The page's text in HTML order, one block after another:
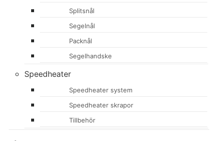
Splitsnål
Segelnål
Packnål
Segelhandske
Speedheater
Speedheater system
Speedheater skrapor
Tillbehör